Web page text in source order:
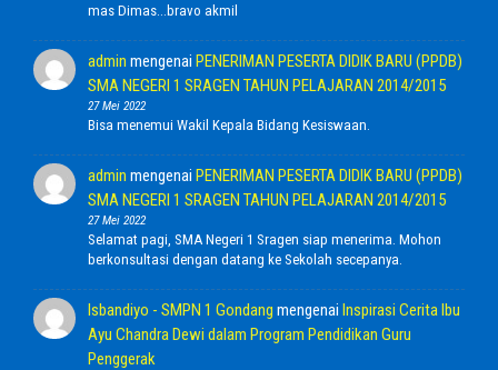
mas Dimas...bravo akmil
admin mengenai PENERIMAN PESERTA DIDIK BARU (PPDB)
SMA NEGERI 1 SRAGEN TAHUN PELAJARAN 2014/2015
27 Mei 2022
Bisa menemui Wakil Kepala Bidang Kesiswaan.
admin mengenai PENERIMAN PESERTA DIDIK BARU (PPDB)
SMA NEGERI 1 SRAGEN TAHUN PELAJARAN 2014/2015
27 Mei 2022
Selamat pagi, SMA Negeri 1 Sragen siap menerima. Mohon
berkonsultasi dengan datang ke Sekolah secepanya.
Isbandiyo - SMPN 1 Gondang mengenai Inspirasi Cerita Ibu
Ayu Chandra Dewi dalam Program Pendidikan Guru
Penggerak